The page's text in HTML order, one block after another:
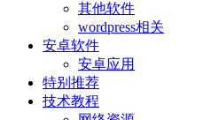
其他软件
wordpress相关
安卓软件
安卓应用
特别推荐
技术教程